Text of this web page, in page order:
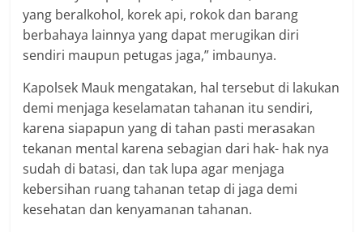
yang beralkohol, korek api, rokok dan barang
berbahaya lainnya yang dapat merugikan diri
sendiri maupun petugas jaga,” imbaunya.
Kapolsek Mauk mengatakan, hal tersebut di lakukan
demi menjaga keselamatan tahanan itu sendiri,
karena siapapun yang di tahan pasti merasakan
tekanan mental karena sebagian dari hak- hak nya
sudah di batasi, dan tak lupa agar menjaga
kebersihan ruang tahanan tetap di jaga demi
kesehatan dan kenyamanan tahanan.